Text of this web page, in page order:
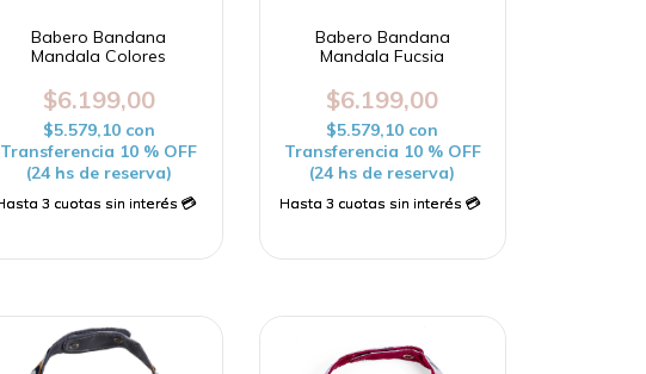
Babero Bandana
Mandala Colores
$6.199,00
$5.579,10 con
Transferencia 10 % OFF
(24 hs de reserva)
Babero Bandana
Mandala Fucsia
$6.199,00
$5.579,10 con
Transferencia 10 % OFF
(24 hs de reserva)